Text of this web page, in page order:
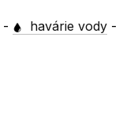
- havárie vody -